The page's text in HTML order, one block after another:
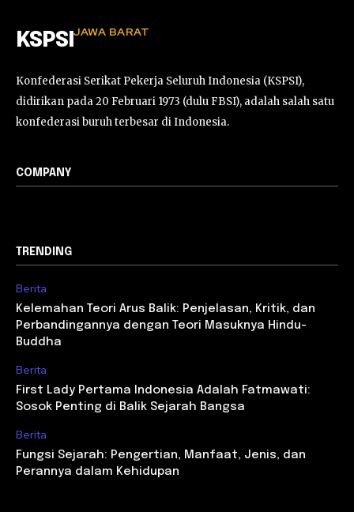
KSPSI JAWA BARAT
Konfederasi Serikat Pekerja Seluruh Indonesia (KSPSI),
didirikan pada 20 Februari 1973 (dulu FBSI), adalah salah satu
konfederasi buruh terbesar di Indonesia.
COMPANY
TRENDING
Berita
Kelemahan Teori Arus Balik: Penjelasan, Kritik, dan
Perbandingannya dengan Teori Masuknya Hindu-
Buddha
Berita
First Lady Pertama Indonesia Adalah Fatmawati:
Sosok Penting di Balik Sejarah Bangsa
Berita
Fungsi Sejarah: Pengertian, Manfaat, Jenis, dan
Perannya dalam Kehidupan